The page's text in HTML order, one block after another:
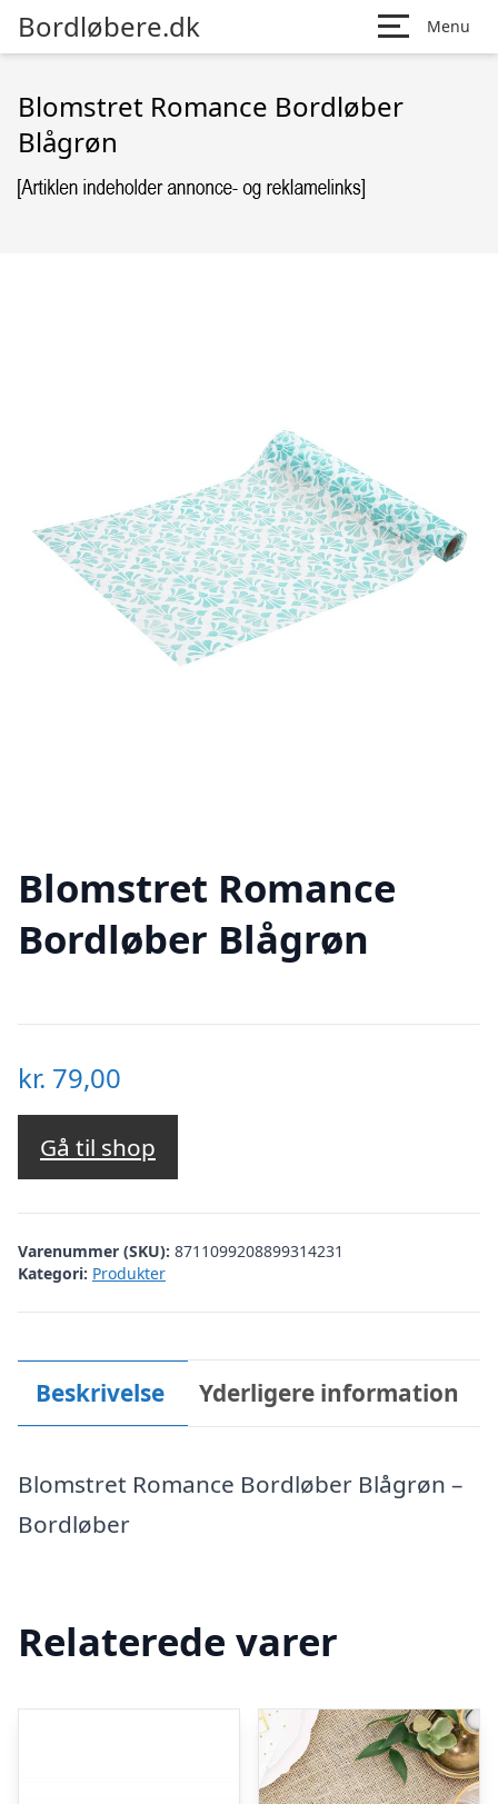
Bordløbere.dk Menu
Blomstret Romance Bordløber
Blågrøn
Blomstret Romance
Bordløber Blågrøn
kr. 79,00
Gå til shop
Varenummer (SKU): 8711099208899314231
Kategori: Produkter
Beskrivelse Yderligere information
Blomstret Romance Bordløber Blågrøn –
Bordløber
Relaterede varer